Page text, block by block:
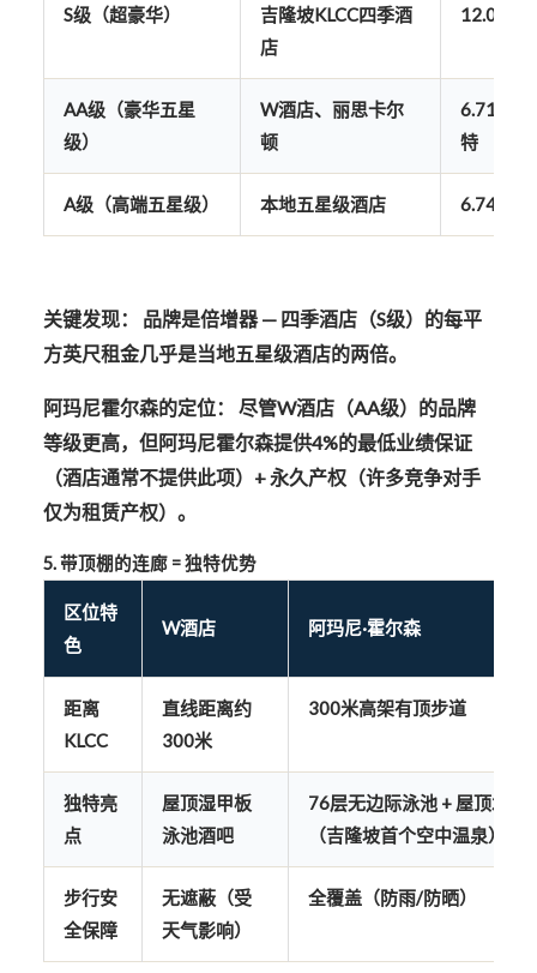
S级（超豪华）
吉隆坡KLCC四季酒
店
12.07林
AA级（豪华五星
级）
W酒店、丽思卡尔
顿
特
A级（高端五星级） 本地五星级酒店
关键发现： 品牌是倍增器— 四季酒店（S级）的每平
方英尺租金几乎是当地五星级酒店的两倍。
阿玛尼霍尔森的定位：
尽管W酒店（AA级）的品牌
等级更高，但阿玛尼霍尔森提供4%的最低业绩保证
（酒店通常不提供此项）+ 永久产权 （许多竞争对手
仅为租赁产权）。
5. 带顶棚的连廊 = 独特优势
区位特
色
W酒店 阿玛尼·霍尔森
距离
KLCC
直线距离约
300米
300米高架有顶步道
独特亮
点
屋顶湿甲板
泳池酒吧
76层无边际泳池 + 屋顶水疗
（吉隆坡首个空中温泉）
步行安
全保障
无遮蔽（受
天气影响）
全覆盖 （防雨/防晒）